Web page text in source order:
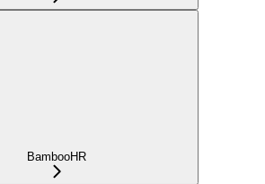
BambooHR